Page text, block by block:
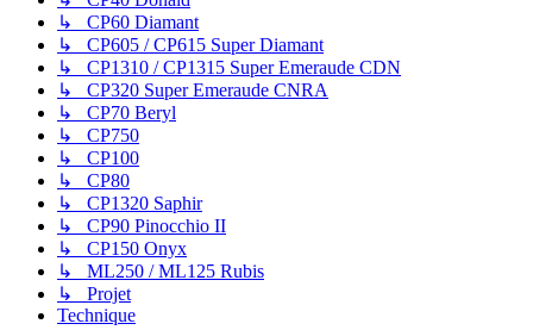
↳ CP60 Diamant
↳ CP605 / CP615 Super Diamant
↳ CP1310 / CP1315 Super Emeraude CDN
↳ CP320 Super Emeraude CNRA
↳ CP70 Beryl
↳ CP750
↳ CP100
↳ CP80
↳ CP1320 Saphir
↳ CP90 Pinocchio II
↳ CP150 Onyx
↳ ML250 / ML125 Rubis
↳ Projet
Technique